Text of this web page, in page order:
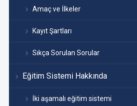
Amaç ve İlkeler
Kayıt Şartları
Sıkça Sorulan Sorular
Eğitim Sistemi Hakkında
İki aşamalı eğitim sistemi